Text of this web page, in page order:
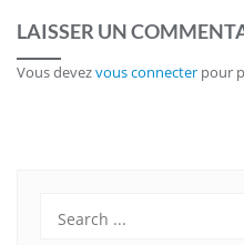
LAISSER UN
Vous devezvous connecter pour